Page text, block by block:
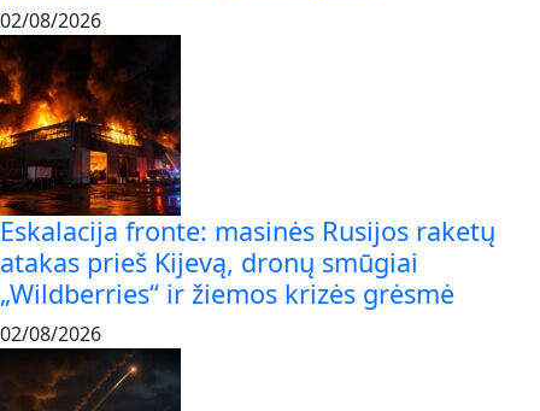
02/08/2026
Eskalacija fronte: masinės Rusijos raketų
atakas prieš Kijevą, dronų smūgiai
„Wildberries“ ir žiemos krizės grėsmė
02/08/2026